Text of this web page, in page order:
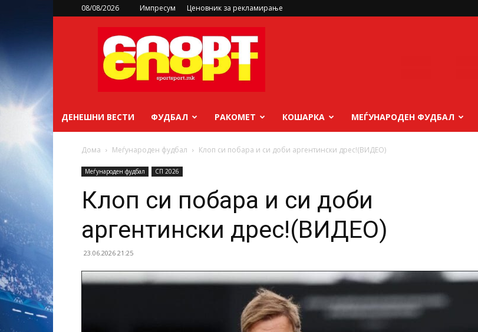
08/08/2026 Импресум Ценовник за рекламирање
sportsport.mk
ДЕНЕШНИ ВЕСТИ ФУДБАЛ РАКОМЕТ КОШАРКА МЕЃУНАРОДЕН ФУДБАЛ
Дома Меѓународен фудбал Клоп си побара и си доби аргентински дрес!(ВИДЕО)
Меѓународен фудбал СП 2026
Клоп си побара и си доби
аргентински дрес!(ВИДЕО)
23.06.2026 21:25